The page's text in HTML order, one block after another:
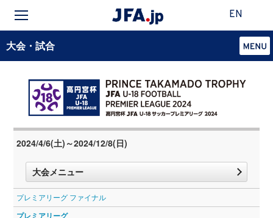
EN
大会・試合
2024/4/6(土)～2024/12/8(日)
大会メニュー
プレミアリーグ ファイナル
プレミアリーグ